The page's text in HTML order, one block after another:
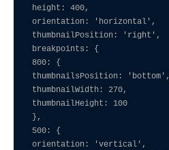
height: 400,
orientation: 'horizontal',
thumbnailPosition: 'right',
breakpoints: {
800: {
thumbnailsPosition: 'bottom',
thumbnailWidth: 270,
thumbnailHeight: 100
},
500: {
orientation: 'vertical',